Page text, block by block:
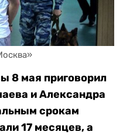
8 мая приговорил
и Александра
срокам
17 месяцев, а